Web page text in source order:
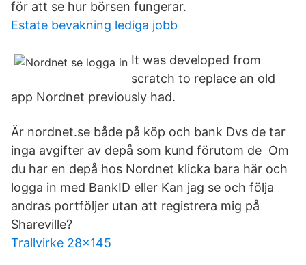
för att se hur börsen fungerar.
Estate bevakning lediga jobb
It was developed from
scratch to replace an old
app Nordnet previously had.
Är nordnet.se både på köp och bank Dvs de tar
inga avgifter av depå som kund förutom de Om
du har en depå hos Nordnet klicka bara här och
logga in med BankID eller Kan jag se och följa
andras portföljer utan att registrera mig på
Shareville?
Trallvirke 28x145